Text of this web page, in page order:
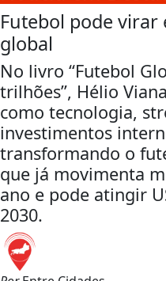
Futebol pode
global
No livro “Futebol
trilhões”, Hélio
como tecnologia,
investimentos
transformando o
que já movimenta
ano e pode atingir
2030.